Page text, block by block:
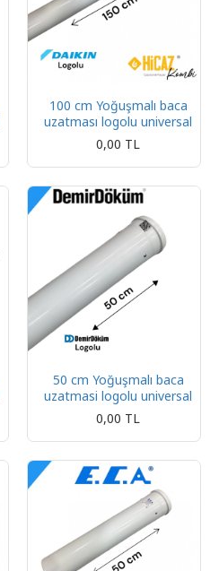
100 cm Yoğuşmalı baca
uzatması logolu universal
0,00 TL
50 cm Yoğuşmalı baca
uzatmasi logolu universal
0,00 TL